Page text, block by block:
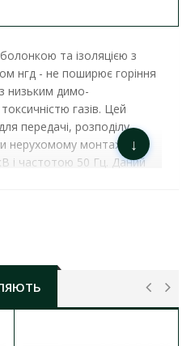
та ізоляцією з
нгд - не поширює горіння
низьким димо-
газів. Цей
передачі, розподілу
нерухомому монтажі зі
і частотою 50 Гц. Даний
горіння кабелів при
↓